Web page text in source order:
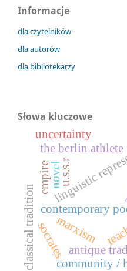
Informacje
dla czytelników
dla autorów
dla bibliotekarzy
Słowa kluczowe
contemporary
linguistic
u.s.s.r
classical tradition antique
socrates
the berlin athlete
marxism
community /
uncertainty
empirenovel